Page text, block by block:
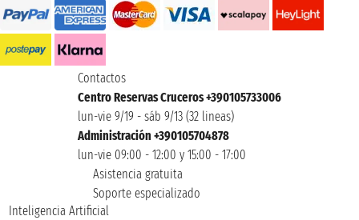
Contactos
Centro Reservas Cruceros +390105733006
lun-vie 9/19 - sáb 9/13 (32 lineas)
Administración +390105704878
lun-vie 09:00 - 12:00 y 15:00 - 17:00
Asistencia gratuita
Soporte especializado
Inteligencia Artificial